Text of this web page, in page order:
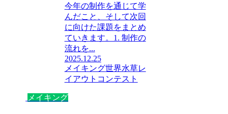
今年の制作を通じて学
んだこと、そして次回
に向けた課題をまとめ
ていきます。1. 制作の
流れを...
2025.12.25
メイキング世界水草レ
イアウトコンテスト
メイキング